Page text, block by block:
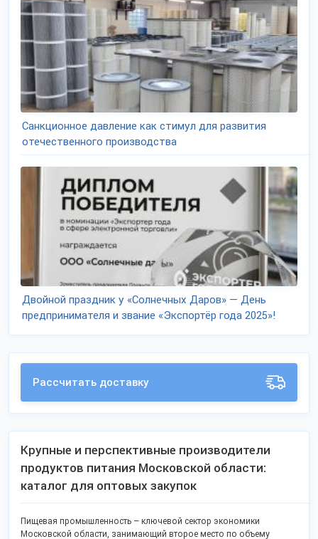
Санкционное давление как стимул для развития
отечественного производства
Двойной праздник у «Солнечных Даров» — День
предпринимателя и звание «Экспортёр года 2025»!
Рассчитать доставку
Крупные и перспективные производители
продуктов питания Московской области:
каталог для оптовых закупок
Пищевая промышленность – ключевой сектор экономики
Московской области, занимающий второе место по объему